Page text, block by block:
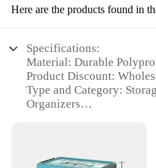
Here are the products found in
Specifications:
Material: Durable
Product Discount:
Type and Category:
Organizers
Usage and Purpose:
Typical Adaptive
Shape or Size or Weight